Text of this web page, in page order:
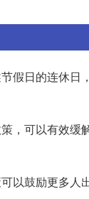
假日的连休日
，可以有效缓
以鼓励更多人